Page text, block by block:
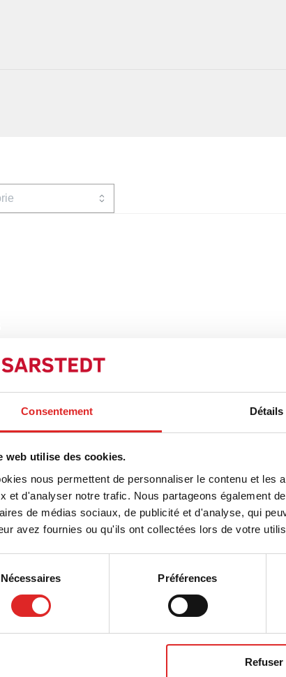
Consentement Détails
web utilise des cookies.
nous permettent de personnaliser le contenu et les
et d'analyser notre trafic. Nous partageons également
de médias sociaux, de publicité et d'analyse, qui
avez fournies ou qu'ils ont collectées lors de votre
Nécessaires Préférences
Refuser